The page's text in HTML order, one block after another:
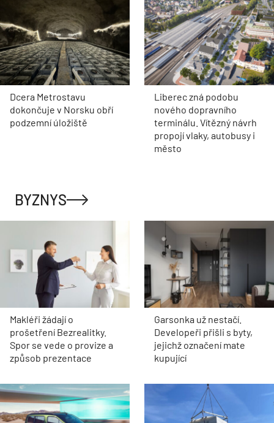
Dcera Metrostavu
dokončuje v Norsku obří
podzemní úložiště
Liberec zná podobu
nového dopravního
terminálu. Vítězný návrh
propojí vlaky, autobusy i
město
BYZNYS
Makléři žádají o
prošetření Bezrealitky.
Spor se vede o provize a
způsob prezentace
Garsonka už nestačí.
Developeři přišli s byty,
jejichž označení mate
kupující